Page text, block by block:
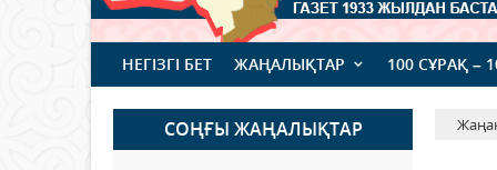
НЕГІЗГІ БЕТ ЖАҢАЛЫҚТАР 100 СҰРАҚ –
СОҢҒЫ ЖАҢАЛЫҚТАР